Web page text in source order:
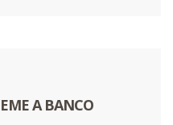
A BANCO